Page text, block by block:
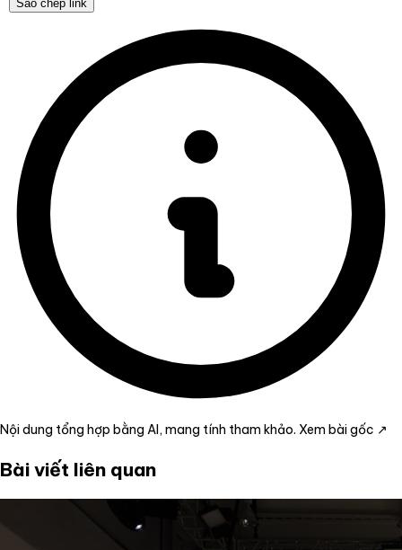
Sao chép link
Nội dung tổng hợp bằng AI, mang tính tham khảo. Xem bài gốc ↗
Bài viết liên quan